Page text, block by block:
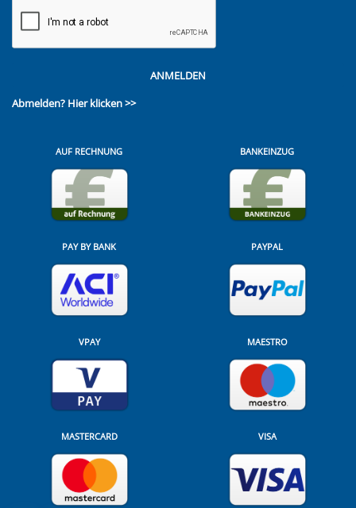
ANMELDEN
Abmelden? Hier klicken >>
AUF RECHNUNG BANKEINZUG
PAY BY BANK PAYPAL
VPAY MAESTRO
MASTERCARD VISA